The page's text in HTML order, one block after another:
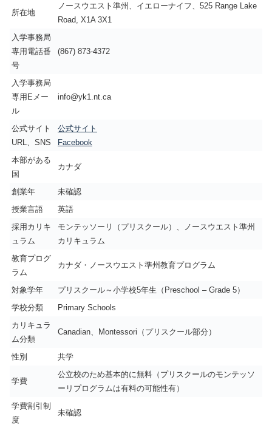
所在地
ノースウエスト準州、イエローナイフ、525 Range Lake
Road, X1A 3X1
入学事務局
専用電話番
号
(867) 873-4372
入学事務局
専用Eメー
ル
info@yk1.nt.ca
公式サイト
URL、SNS
公式サイト
Facebook
本部がある
国
カナダ
創業年
未確認
授業言語
英語
採用カリキ
ュラム
モンテッソーリ（プリスクール）、ノースウエスト準州
カリキュラム
教育プログ
ラム
カナダ・ノースウエスト準州教育プログラム
対象学年
プリスクール～小学校5年生（Preschool – Grade 5）
学校分類
Primary Schools
カリキュラ
ム分類
Canadian、Montessori（プリスクール部分）
性別 共学
学費
公立校のため基本的に無料（プリスクールのモンテッソ
ーリプログラムは有料の可能性有）
学費割引制
度
未確認